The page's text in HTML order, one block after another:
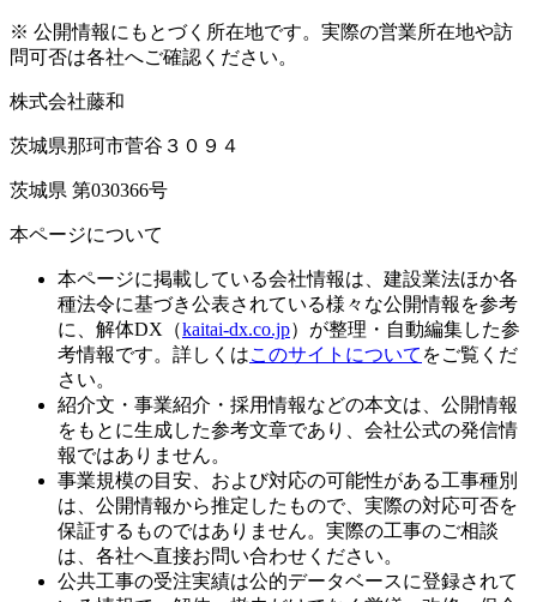
※ 公開情報にもとづく所在地です。実際の営業所在地や訪
問可否は各社へご確認ください。
株式会社藤和
茨城県那珂市菅谷３０９４
茨城県 第030366号
本ページについて
本ページに掲載している会社情報は、建設業法ほか各
種法令に基づき公表されている様々な公開情報を参考
に、解体DX（kaitai-dx.co.jp）が整理・自動編集した参
考情報です。詳しくはこのサイトについて をご覧くだ
さい。
紹介文・事業紹介・採用情報などの本文は、公開情報
をもとに生成した参考文章であり、会社公式の発信情
報ではありません。
事業規模の目安、および対応の可能性がある工事種別
は、公開情報から推定したもので、実際の対応可否を
保証するものではありません。実際の工事のご相談
は、各社へ直接お問い合わせください。
公共工事の受注実績は公的データベースに登録されて